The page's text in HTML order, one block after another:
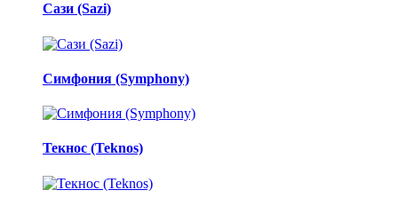
Сази (Sazi)
Симфония (Symphony)
Текнос (Teknos)